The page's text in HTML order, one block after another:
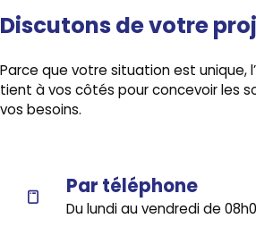
Discutons de votre
Parce que votre situation est unique,
tient à vos côtés pour concevoir les
vos besoins.
Par téléphone
Du lundi au vendredi de